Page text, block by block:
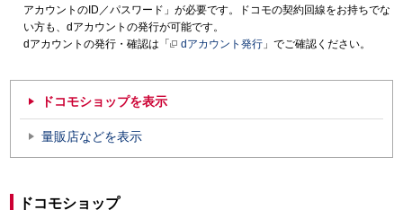
アカウントのID／パスワード」が必要です。ドコモの契約回線をお持ちでな
い方も、dアカウントの発行が可能です。
dアカウントの発行・確認は「
dアカウント発行 」でご確認ください。
ドコモショップを表示
量販店などを表示
ドコモショップ